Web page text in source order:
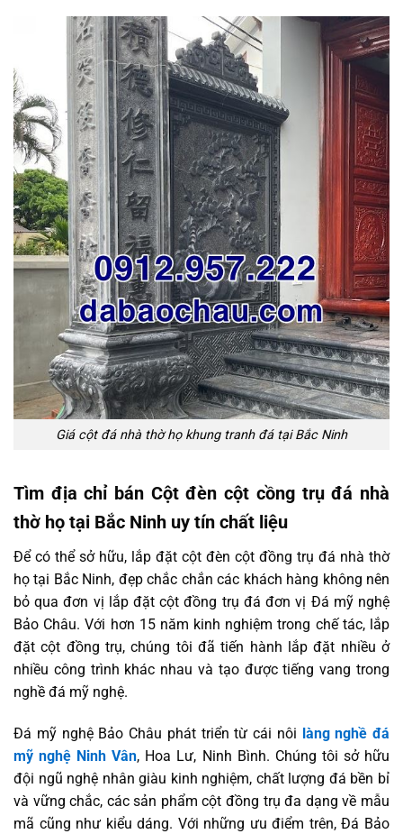
Giá cột đá nhà thờ họ khung tranh đá tại Bắc Ninh
Tìm địa chỉ bán Cột đèn cột cồng trụ đá nhà
thờ họ tại Bắc Ninh uy tín chất liệu
Để có thể sở hữu, lắp đặt cột đèn cột đồng trụ đá nhà thờ
họ tại Bắc Ninh, đẹp chắc chắn các khách hàng không nên
bỏ qua đơn vị lắp đặt cột đồng trụ đá đơn vị Đá mỹ nghệ
Bảo Châu. Với hơn 15 năm kinh nghiệm trong chế tác, lắp
đặt cột đồng trụ, chúng tôi đã tiến hành lắp đặt nhiều ở
nhiều công trình khác nhau và tạo được tiếng vang trong
nghề đá mỹ nghệ.
Đá mỹ nghệ Bảo Châu phát triển từ cái nôi làng nghề đá
mỹ nghệ Ninh Vân, Hoa Lư, Ninh Bình. Chúng tôi sở hữu
đội ngũ nghệ nhân giàu kinh nghiệm, chất lượng đá bền bỉ
và vững chắc, các sản phẩm cột đồng trụ đa dạng về mẫu
mã cũng như kiểu dáng. Với những ưu điểm trên, Đá Bảo